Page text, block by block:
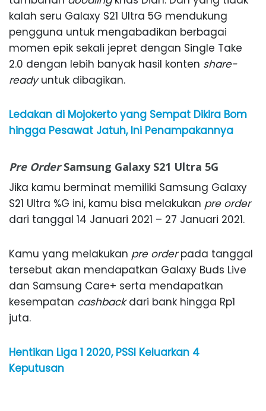
kalah seru Galaxy S21 Ultra 5G mendukung
pengguna untuk mengabadikan berbagai
momen epik sekali jepret dengan Single Take
2.0 dengan lebih banyak hasil konten share-
readyuntuk dibagikan.
Ledakan di Mojokerto yang Sempat Dikira Bom
hingga Pesawat Jatuh, Ini Penampakannya
Pre OrderSamsung Galaxy S21 Ultra 5G
Jika kamu berminat memiliki Samsung Galaxy
S21 Ultra %G ini, kamu bisa melakukan pre order
dari tanggal 14 Januari 2021 – 27 Januari 2021.
Kamu yang melakukan pre orderpada tanggal
tersebut akan mendapatkan Galaxy Buds Live
dan Samsung Care+ serta mendapatkan
kesempatan cashbackdari bank hingga Rp1
juta.
Hentikan Liga 1 2020, PSSI Keluarkan 4
Keputusan